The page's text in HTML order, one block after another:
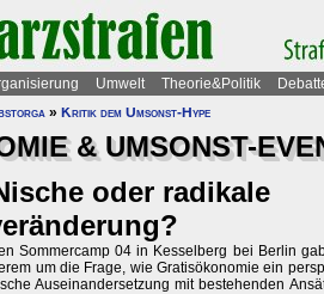
Umwelt Theorie&Politik
» Kritik dem Umsonst-Hype
& UMSONST-
oder radikale
Sommercamp 04 in Kesselberg bei Berlin
um die Frage, wie Gratisökonomie ein
Auseinandersetzung mit bestehenden